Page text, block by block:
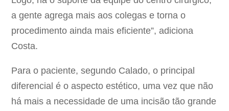
a gente agrega mais aos colegas e torna o
procedimento ainda mais eficiente”, adiciona
Costa.
Para o paciente, segundo Calado, o principal
diferencial é o aspecto estético, uma vez que não
há mais a necessidade de uma incisão tão grande